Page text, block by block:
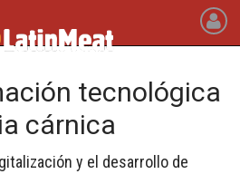
tecnológica
cárnica
y el desarrollo de